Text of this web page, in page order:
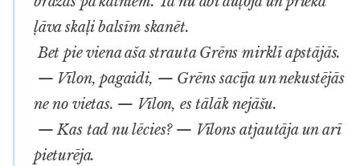
ļāva skaļi balsīm skanēt.
Bet pie viena aša strauta Grēns mirklī apstājās.
— Vīlon, pagaidi, — Grēns sacīja un nekustējās
ne no vietas. — Vīlon, es tālāk nejāšu.
— Kas tad nu lēcies? — Vīlons atjautāja un arī
pieturēja.